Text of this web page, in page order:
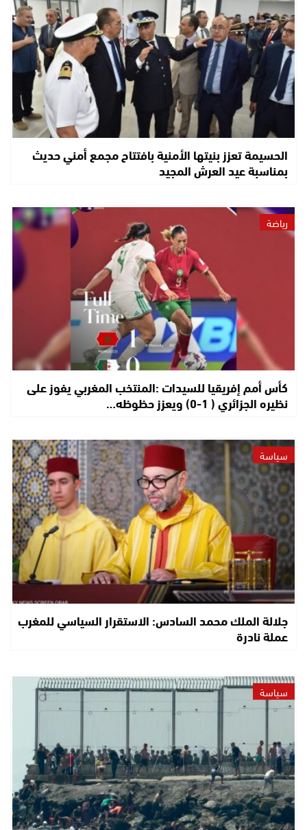
الحسيمة تعزز بنيتها الأمنية بافتتاح مجمع أمني حديث
بمناسبة عيد العرش المجيد
رياضة
كأس أمم إفريقيا للسيدات :المنتخب المغربي يفوز على
نظيره الجزائري ( 1-0) ويعزز حظوظه…
سياسة
جلالة الملك محمد السادس: الاستقرار السياسي للمغرب
عملة نادرة
سياسة